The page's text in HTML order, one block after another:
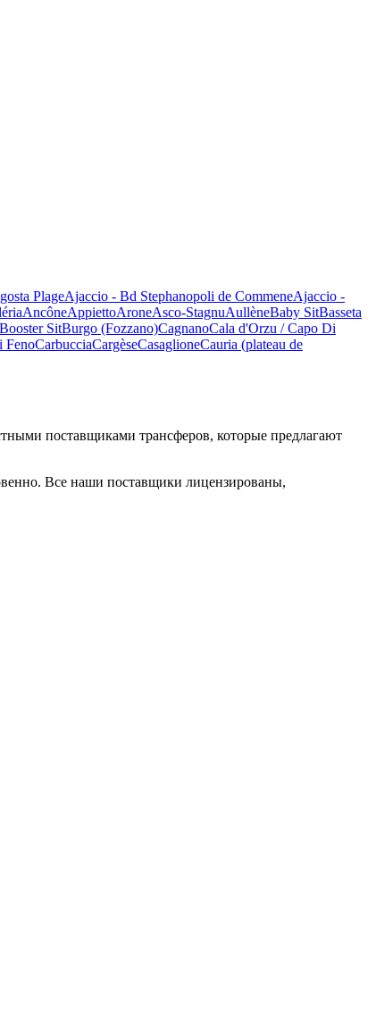
PlageAjaccio - Bd Stephanopoli de CommeneAjaccio -
AncôneAppiettoAroneAsco-StagnuAullèneBaby SitBasseta
Booster SitBurgo (Fozzano)CagnanoCala d'Orzu / Capo Di
FenoCarbucciaCargèseCasaglioneCauria (plateau de
поставщиками трансферов, которые предлагают
Все наши поставщики лицензированы,